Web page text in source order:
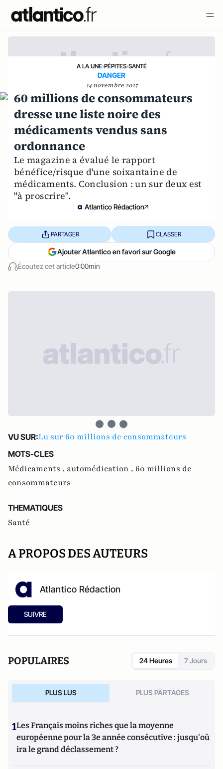
A LA UNE›PÉPITES›SANTÉ
DANGER
14 novembre 2017
60 millions de consommateurs
dresse une liste noire des
médicaments vendus sans
ordonnance
Le magazine a évalué le rapport
bénéfice/risque d'une soixantaine de
médicaments. Conclusion : un sur deux est
"à proscrire".
Atlantico Rédaction
Écoutez cet article0:00min
PARTAGER CLASSER
Ajouter Atlantico en favori sur Google
VU SUR:Lu sur 60 millions de consommateurs
MOTS-CLES
Médicaments , automédication , 60 millions de
consommateurs
THEMATIQUES
Santé
A PROPOS DES AUTEURS
Atlantico Rédaction
SUIVRE
POPULAIRES 24 Heures 7 Jours
PLUS LUS PLUS PARTAGES
1Les Français moins riches que la moyenne
européenne pour la 3e année consécutive : jusqu'où
ira le grand déclassement ?